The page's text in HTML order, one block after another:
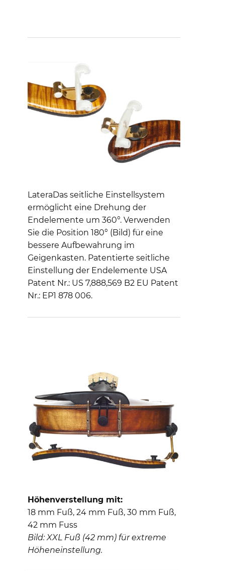
LateraDas seitliche Einstellsystem
ermöglicht eine Drehung der
Endelemente um 360°. Verwenden
Sie die Position 180° (Bild) für eine
bessere Aufbewahrung im
Geigenkasten. Patentierte seitliche
Einstellung der Endelemente USA
Patent Nr.: US 7,888,569 B2 EU Patent
Nr.: EP1 878 006.
Höhenverstellung mit:
18 mm Fuß, 24 mm Fuß, 30 mm Fuß,
42 mm Fuss
Bild: XXL Fuß (42 mm) für extreme
Höheneinstellung.